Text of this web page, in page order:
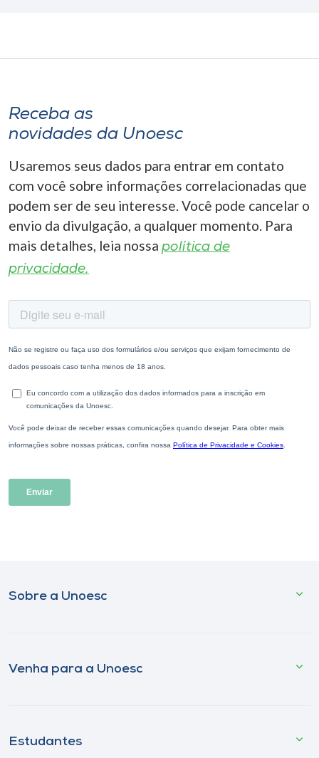
Receba as
novidades da Unoesc
Usaremos seus dados para entrar em contato
com você sobre informações correlacionadas que
podem ser de seu interesse. Você pode cancelar o
envio da divulgação, a qualquer momento. Para
mais detalhes, leia nossa política de
privacidade.
Sobre a Unoesc
Venha para a Unoesc
Estudantes